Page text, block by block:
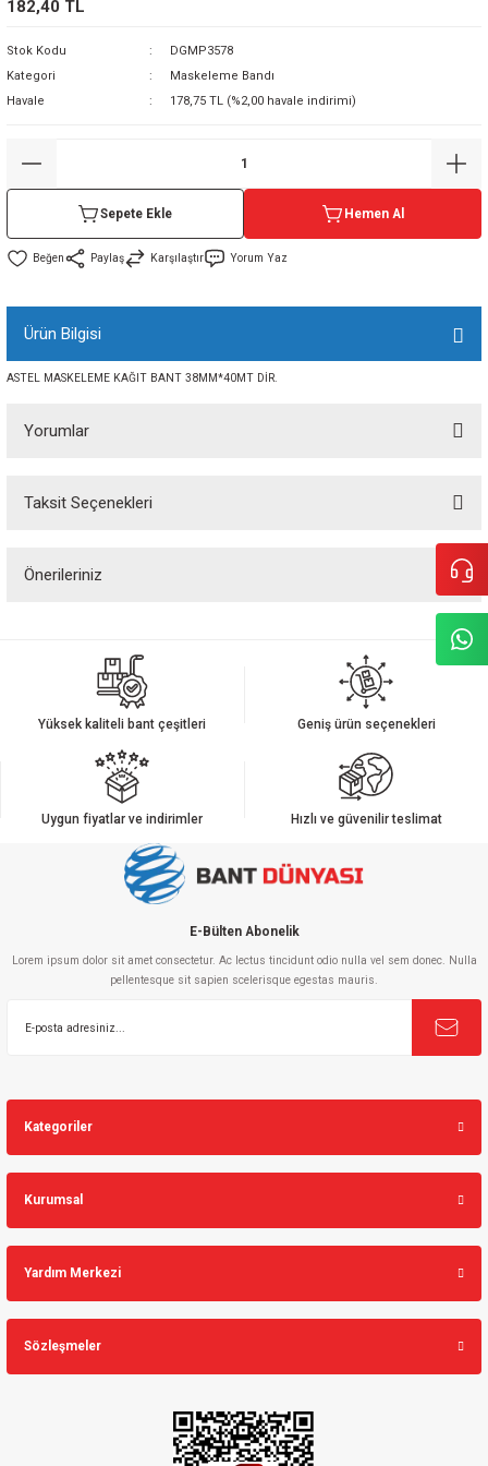
182,40 TL
Stok Kodu
DGMP3578
Kategori
Maskeleme Bandı
Havale
178,75 TL (%2,00 havale indirimi)
Sepete Ekle Hemen Al
Paylaş Karşılaştır Yorum Yaz
Ürün Bilgisi
ASTEL MASKELEME KAĞIT BANT 38MM*40MT DİR.
Yorumlar
Taksit Seçenekleri
Önerileriniz
Bu ürünün fiyat bilgisi, resim, ürün açıklamalarında ve diğer konularda
Görüş ve önerileriniz için teşekkür ederiz.
Ürün açıklamasında eksik bilgiler bulunuyor.
Ürün bilgilerinde hatalar bulunuyor.
Ürün fiyatı diğer sitelerden daha pahalı.
Bu ürüne benzer farklı alternatifler olmalı.
Yüksek kaliteli bant çeşitleri Geniş ürün seçenekleri
Uygun fiyatlar ve indirimler Hızlı ve güvenilir teslimat
E-Bülten Abonelik
Lorem ipsum dolor sit amet consectetur. Ac lectus tincidunt odio nulla vel sem donec. Nulla
pellentesque sit sapien scelerisque egestas mauris.
Kategoriler
Kurumsal
Yardım Merkezi
Sözleşmeler